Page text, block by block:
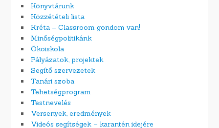
Könyvtárunk
Közzétételi lista
Kréta – Classroom gondom van!
Minőségpolitikánk
Ökoiskola
Pályázatok, projektek
Segítő szervezetek
Tanári szoba
Tehetségprogram
Testnevelés
Versenyek, eredmények
Videós segítségek – karantén idejére